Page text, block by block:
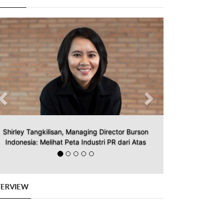
Shirley Tangkilisan, Managing Director Burson
Indonesia: Melihat Peta Industri PR dari Atas
Previous Next